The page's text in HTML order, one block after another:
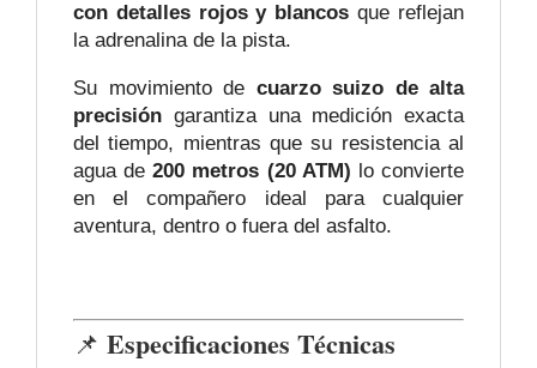
con detalles rojos y blancos que reflejan
la adrenalina de la pista.
Su movimiento de cuarzo suizo de alta
precisión garantiza una medición exacta
del tiempo, mientras que su resistencia al
agua de200 metros (20 ATM) lo convierte
en el compañero ideal para cualquier
aventura, dentro o fuera del asfalto.
📌 Especificaciones Técnicas